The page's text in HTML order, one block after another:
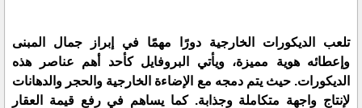
تلعب الديكورات الخارجية دورًا مهمًا في إبراز جمال المبنى
وإعطائه هوية مميزة، ويأتي البروفايل كأحد أهم عناصر هذه
الديكورات. حيث يتم دمجه مع الإضاءة الخارجية والحجر والدهانات
لإنتاج واجهة متكاملة وجذابة. كما يساهم في رفع قيمة العقار